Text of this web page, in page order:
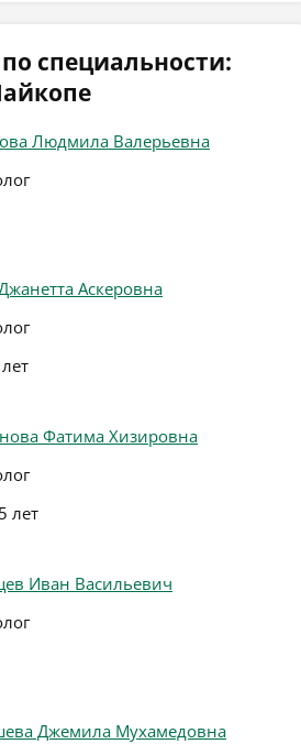
специальности:
Людмила Валерьевна
Аскеровна
Фатима Хизировна
лет
Иван Васильевич
Джемила Мухамедовна